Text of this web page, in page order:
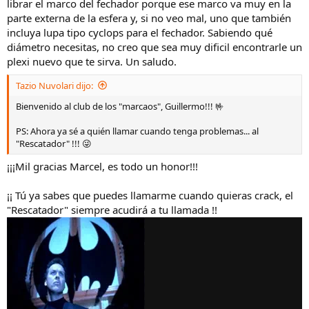
librar el marco del fechador porque ese marco va muy en la
parte externa de la esfera y, si no veo mal, uno que también
incluya lupa tipo cyclops para el fechador. Sabiendo qué
diámetro necesitas, no creo que sea muy dificil encontrarle un
plexi nuevo que te sirva. Un saludo.
Tazio Nuvolari dijo:
Bienvenido al club de los "marcaos", Guillermo!!! 🤟
PS: Ahora ya sé a quién llamar cuando tenga problemas... al
"Rescatador" !!! 😜
¡¡¡Mil gracias Marcel, es todo un honor!!!
¡¡ Tú ya sabes que puedes llamarme cuando quieras crack, el
"Rescatador" siempre acudirá a tu llamada !!